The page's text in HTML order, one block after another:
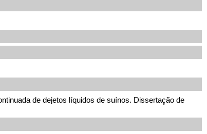
de dejetos líquidos de suínos. Dissertação de